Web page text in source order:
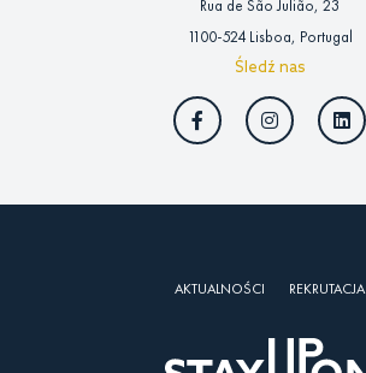
Rua de São Julião, 23
1100-524 Lisboa, Portugal
Śledź nas
AKTUALNOŚCI REKRUTACJA